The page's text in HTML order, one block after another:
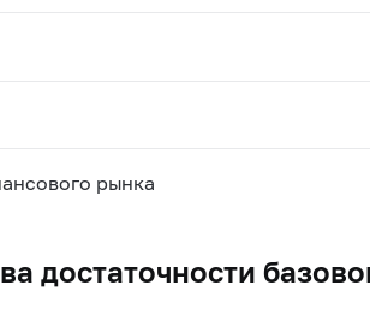
рынка
достаточности